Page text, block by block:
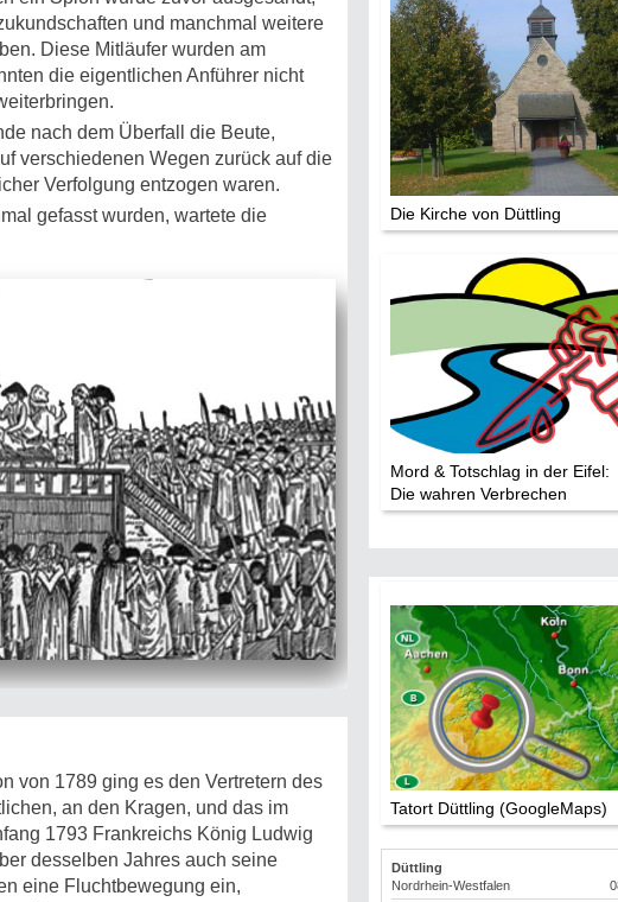
und manchmal weitere
Diese Mitläufer wurden am
die eigentlichen Anführer nicht
nach dem Überfall die Beute,
verschiedenen Wegen zurück auf die
Verfolgung entzogen waren.
gefasst wurden, wartete die
von 1789 ging es den Vertretern des
an den Kragen, und das im
1793 Frankreichs König Ludwig
desselben Jahres auch seine
eine Fluchtbewegung ein,
Die Kirche von Düttling
Mord & Totschlag in der Eifel:
Die wahren Verbrechen
Tatort Düttling (GoogleMaps)